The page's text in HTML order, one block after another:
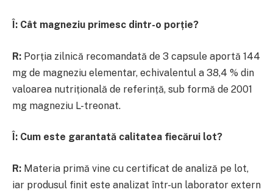
Î: Cât magneziu primesc dintr-o porție?
R: Porția zilnică recomandată de 3 capsule aportă 144
mg de magneziu elementar, echivalentul a 38,4 % din
valoarea nutrițională de referință, sub formă de 2001
mg magneziu L-treonat.
Î: Cum este garantată calitatea fiecărui lot?
R: Materia primă vine cu certificat de analiză pe lot,
iar produsul finit este analizat într-un laborator extern